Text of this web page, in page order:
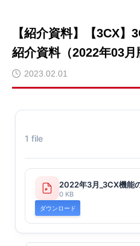
【紹介資料】【3CX
紹介資料（2022年03月
2023.02.01
1 file
2022年3月_3CX機能
0 KB
ダウンロード